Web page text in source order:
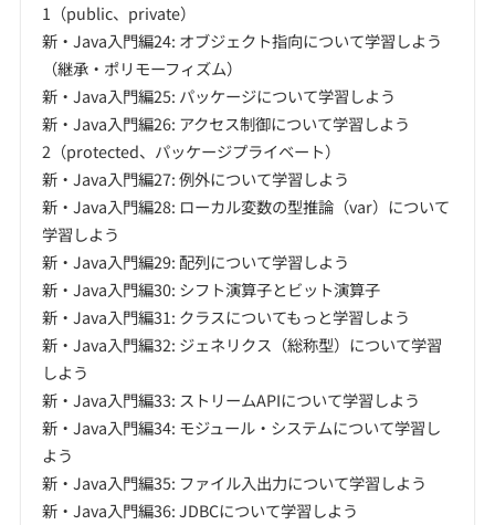
1（public、private）
新・Java入門編24: オブジェクト指向について学習しよう
（継承・ポリモーフィズム）
新・Java入門編25: パッケージについて学習しよう
新・Java入門編26: アクセス制御について学習しよう
2（protected、パッケージプライベート）
新・Java入門編27: 例外について学習しよう
新・Java入門編28: ローカル変数の型推論（var）について
学習しよう
新・Java入門編29: 配列について学習しよう
新・Java入門編30: シフト演算子とビット演算子
新・Java入門編31: クラスについてもっと学習しよう
新・Java入門編32: ジェネリクス（総称型）について学習
しよう
新・Java入門編33: ストリームAPIについて学習しよう
新・Java入門編34: モジュール・システムについて学習し
よう
新・Java入門編35: ファイル入出力について学習しよう
新・Java入門編36: JDBCについて学習しよう